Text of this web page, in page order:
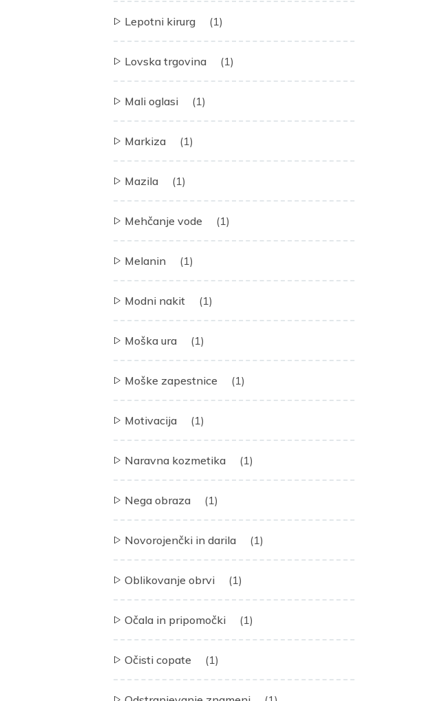
Lepotni kirurg (1)
Lovska trgovina (1)
Mali oglasi (1)
Markiza (1)
Mazila (1)
Mehčanje vode (1)
Melanin (1)
Modni nakit (1)
Moška ura (1)
Moške zapestnice (1)
Motivacija (1)
Naravna kozmetika (1)
Nega obraza (1)
Novorojenčki in darila (1)
Oblikovanje obrvi (1)
Očala in pripomočki (1)
Očisti copate (1)